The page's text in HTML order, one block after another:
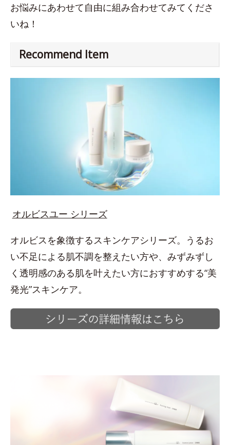
お悩みにあわせて自由に組み合わせてみてくださ
いね！
Recommend Item
オルビスユー シリーズ
オルビスを象徴するスキンケアシリーズ。うるお
い不足による肌不調を整えたい方や、みずみずし
く透明感のある肌を叶えたい方におすすめする“美
発光”スキンケア。